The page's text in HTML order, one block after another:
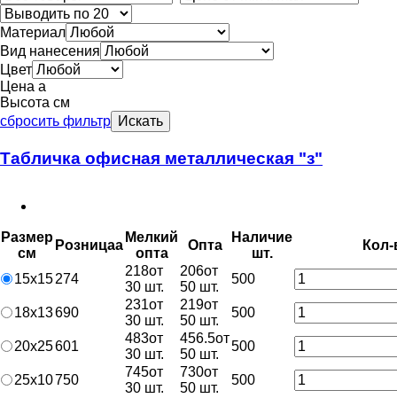
Материал
Вид нанесения
Цвет
Цена a
Высота см
сбросить фильтр Искать
Табличка офисная металлическая "з"
Размер
см
Розницаa
Мелкий
оптa
Оптa
Наличие
шт.
15х15274
218от
30 шт.
206от
50 шт.
500
18х13690
231от
30 шт.
219от
50 шт.
500
20х25601
483от
30 шт.
456.5от
50 шт.
500
25х10750
745от
30 шт.
730от
50 шт.
500